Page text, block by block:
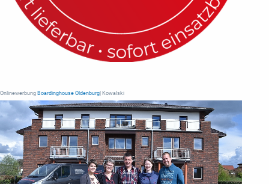
Onlinewerbung Boardinghouse Oldenburg | Kowalski